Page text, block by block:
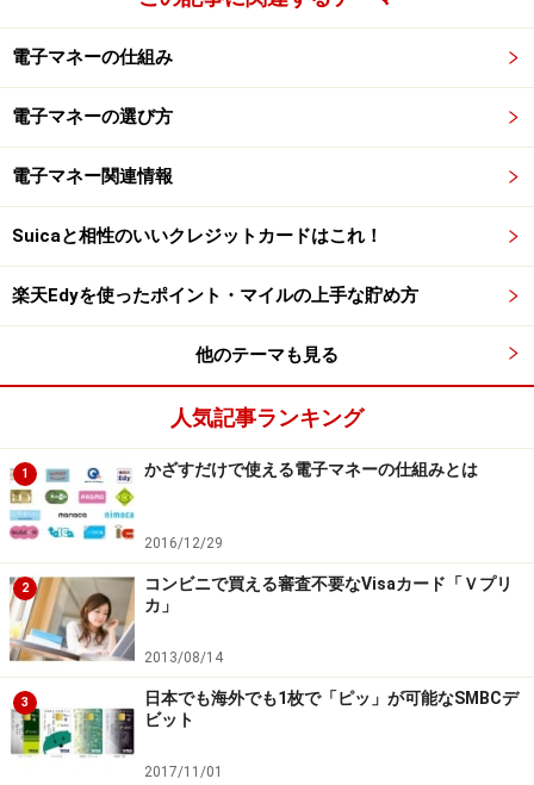
電子マネーの仕組み
電子マネーの選び方
電子マネー関連情報
Suicaと相性のいいクレジットカードはこれ！
楽天Edyを使ったポイント・マイルの上手な貯め方
他のテーマも見る
人気記事ランキング
1 かざすだけで使える電子マネーの仕組みとは
2016/12/29
2
コンビニで買える審査不要なVisaカード「Ｖプリ
カ」
2013/08/14
3
日本でも海外でも1枚で「ピッ」が可能なSMBCデ
ビット
2017/11/01